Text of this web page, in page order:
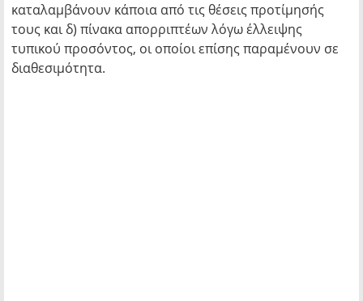
καταλαμβάνουν κάποια από τις θέσεις προτίμησής
τους και δ) πίνακα απορριπτέων λόγω έλλειψης
τυπικού προσόντος, οι οποίοι επίσης παραμένουν σε
διαθεσιμότητα.